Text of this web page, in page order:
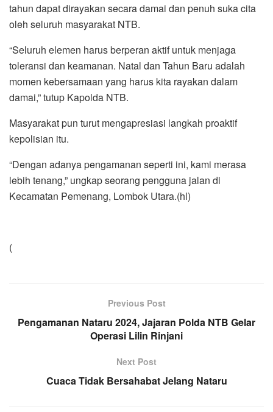
tahun dapat dirayakan secara damai dan penuh suka cita
oleh seluruh masyarakat NTB.
“Seluruh elemen harus berperan aktif untuk menjaga
toleransi dan keamanan. Natal dan Tahun Baru adalah
momen kebersamaan yang harus kita rayakan dalam
damai,” tutup Kapolda NTB.
Masyarakat pun turut mengapresiasi langkah proaktif
kepolisian itu.
“Dengan adanya pengamanan seperti ini, kami merasa
lebih tenang,” ungkap seorang pengguna jalan di
Kecamatan Pemenang, Lombok Utara.(hl)
(
Previous Post
Pengamanan Nataru 2024, Jajaran Polda NTB Gelar
Operasi Lilin Rinjani
Next Post
Cuaca Tidak Bersahabat Jelang Nataru